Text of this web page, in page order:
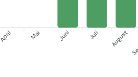
April Mai Juni Juli August